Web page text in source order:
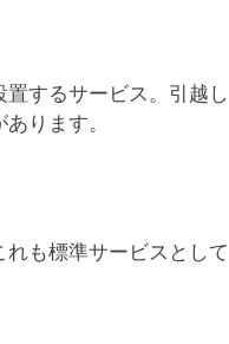
するサービス。引越し
ります。
も標準サービスとして